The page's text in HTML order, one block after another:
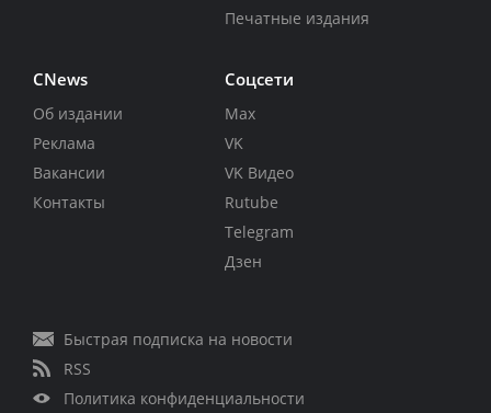
Печатные издания
CNews
Об издании
Реклама
Вакансии
Контакты
Соцсети
Max
VK
VK Видео
Rutube
Telegram
Дзен
Быстрая подписка на новости
RSS
Политика конфиденциальности